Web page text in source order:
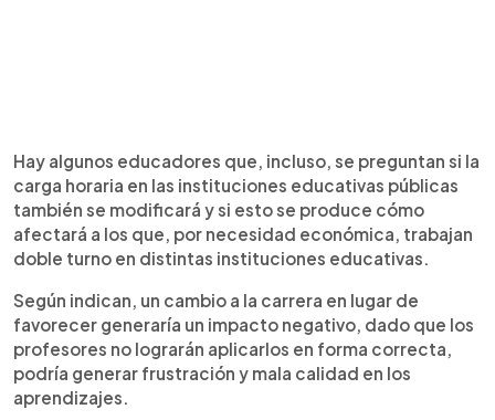
Hay algunos educadores que, incluso, se preguntan si la
carga horaria en las instituciones educativas públicas
también se modificará y si esto se produce cómo
afectará a los que, por necesidad económica, trabajan
doble turno en distintas instituciones educativas.
Según indican, un cambio a la carrera en lugar de
favorecer generaría un impacto negativo, dado que los
profesores no lograrán aplicarlos en forma correcta,
podría generar frustración y mala calidad en los
aprendizajes.